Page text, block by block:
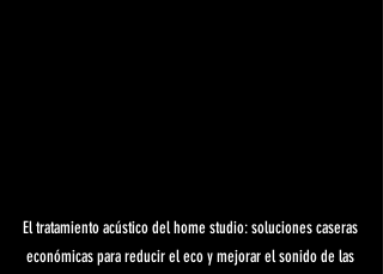
El tratamiento acústico del home studio: soluciones caseras
económicas para reducir el eco y mejorar el sonido de las